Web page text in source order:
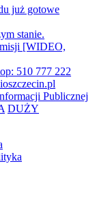
już gotowe
stanie.
[WIDEO,
510 777 222
Publicznej
DUŻY